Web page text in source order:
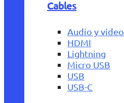
Cables
Audio y vídeo
HDMI
Lightning
Micro USB
USB
USB-C